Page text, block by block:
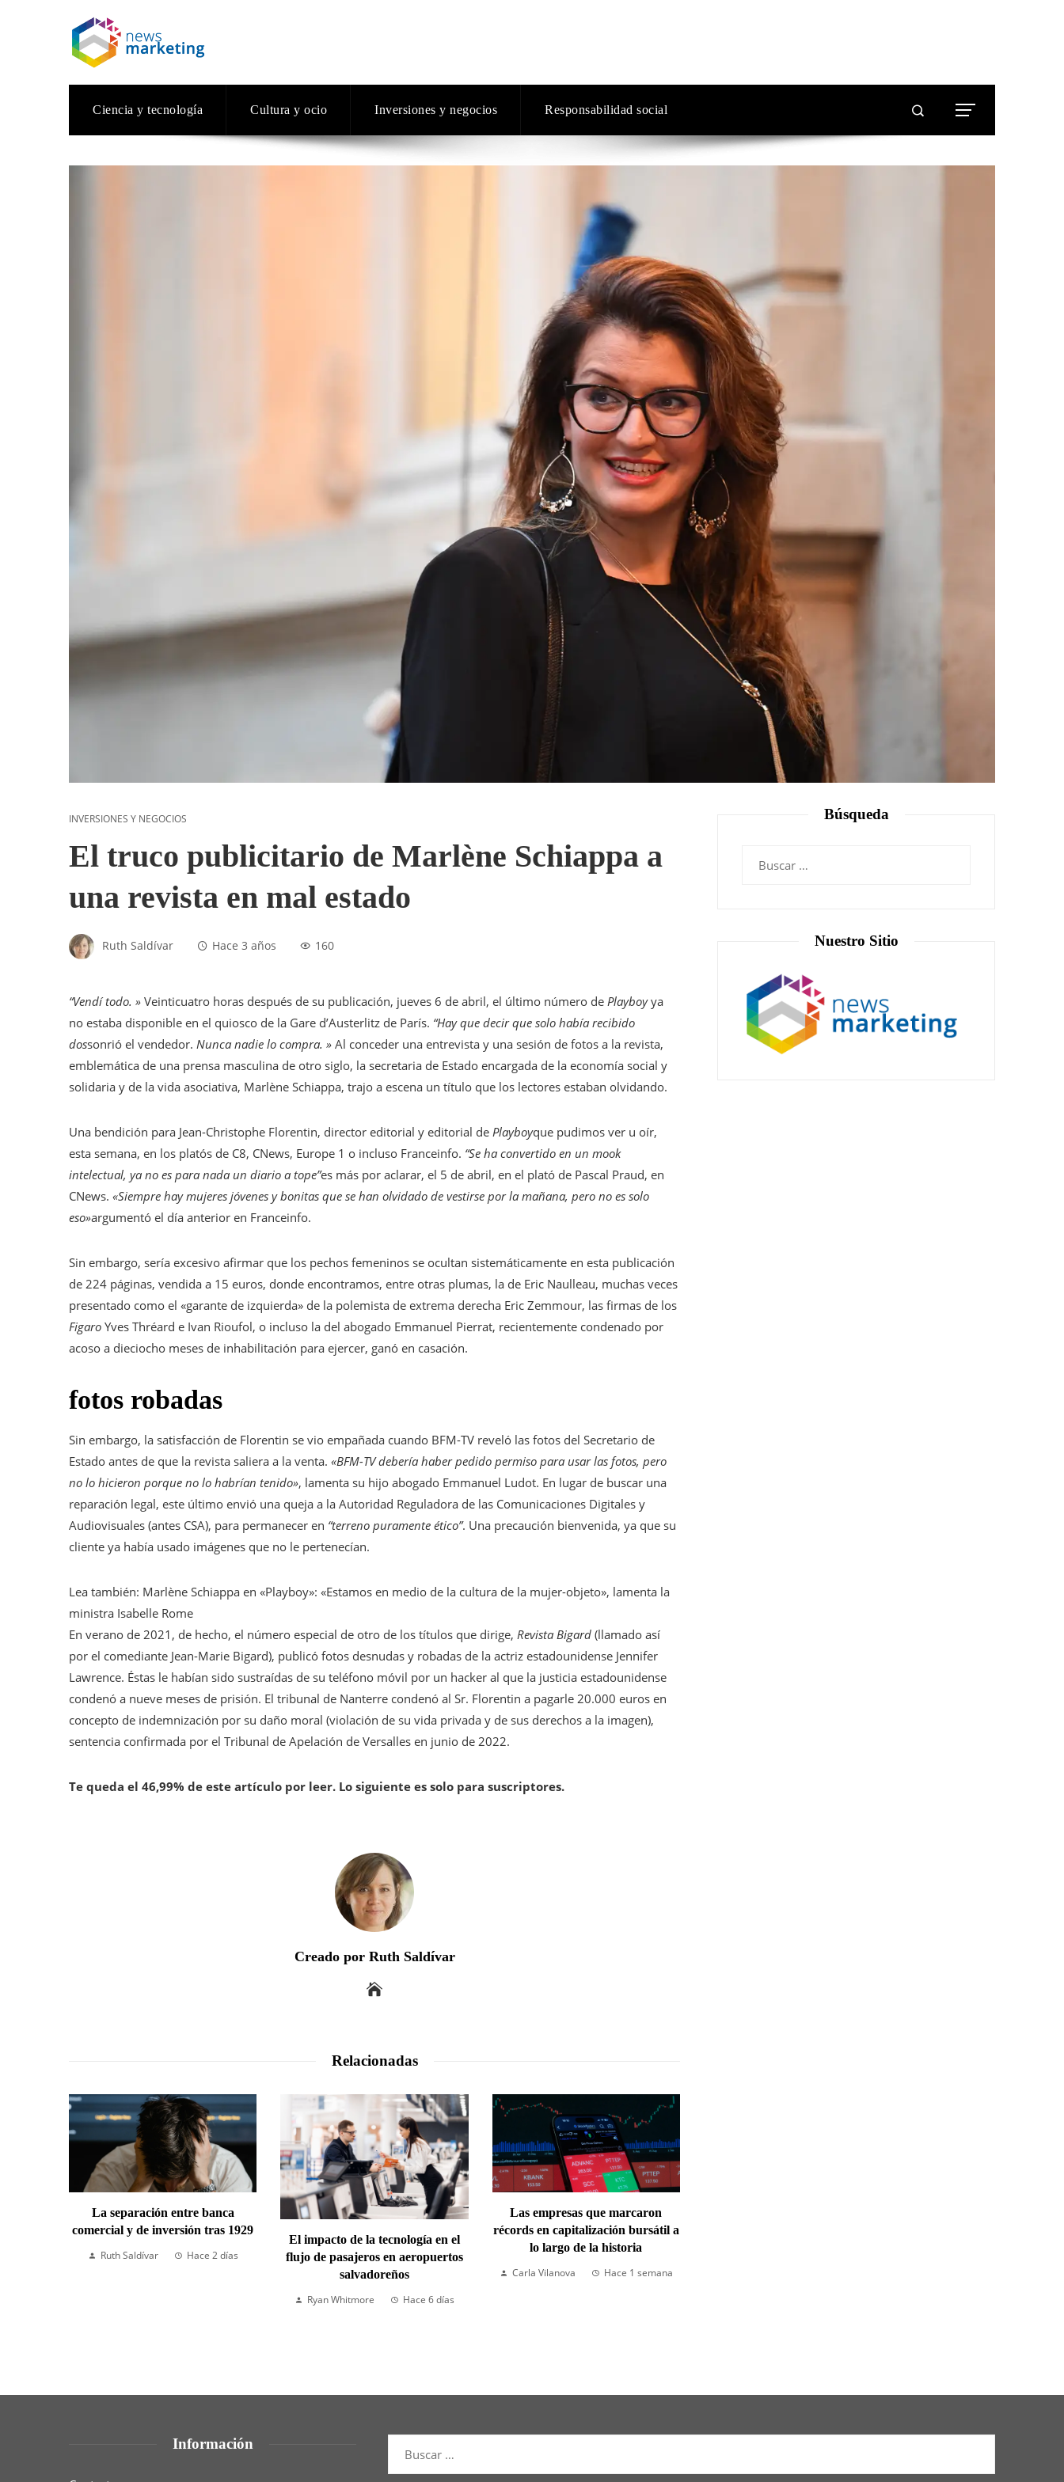
Ciencia y tecnología Cultura y ocio Inversiones y negocios Responsabilidad social
INVERSIONES Y NEGOCIOS
El truco publicitario de Marlène Schiappa a
una revista en mal estado
Ruth Saldívar Hace 3 años 160
“Vendí todo. » Veinticuatro horas después de su publicación, jueves 6 de abril, el último número de Playboyya
no estaba disponible en el quiosco de la Gare d’Austerlitz de París. “Hay que decir que solo había recibido
dossonrió el vendedor. Nunca nadie lo compra. » Al conceder una entrevista y una sesión de fotos a la revista,
emblemática de una prensa masculina de otro siglo, la secretaria de Estado encargada de la economía social y
solidaria y de la vida asociativa, Marlène Schiappa, trajo a escena un título que los lectores estaban olvidando.
Una bendición para Jean-Christophe Florentin, director editorial y editorial de Playboyque pudimos ver u oír,
esta semana, en los platós de C8, CNews, Europe 1 o incluso Franceinfo. “Se ha convertido en un mook
intelectual, ya no es para nada un diario a tope”es más por aclarar, el 5 de abril, en el plató de Pascal Praud, en
CNews. «Siempre hay mujeres jóvenes y bonitas que se han olvidado de vestirse por la mañana, pero no es solo
eso»argumentó el día anterior en Franceinfo.
Sin embargo, sería excesivo afirmar que los pechos femeninos se ocultan sistemáticamente en esta publicación
de 224 páginas, vendida a 15 euros, donde encontramos, entre otras plumas, la de Eric Naulleau, muchas veces
presentado como el «garante de izquierda» de la polemista de extrema derecha Eric Zemmour, las firmas de los
Figaro Yves Thréard e Ivan Rioufol, o incluso la del abogado Emmanuel Pierrat, recientemente condenado por
acoso a dieciocho meses de inhabilitación para ejercer, ganó en casación.
fotos robadas
Sin embargo, la satisfacción de Florentin se vio empañada cuando BFM-TV reveló las fotos del Secretario de
Estado antes de que la revista saliera a la venta. «BFM-TV debería haber pedido permiso para usar las fotos, pero
no lo hicieron porque no lo habrían tenido», lamenta su hijo abogado Emmanuel Ludot. En lugar de buscar una
reparación legal, este último envió una queja a la Autoridad Reguladora de las Comunicaciones Digitales y
Audiovisuales (antes CSA), para permanecer en “terreno puramente ético”. Una precaución bienvenida, ya que su
cliente ya había usado imágenes que no le pertenecían.
Lea también: Marlène Schiappa en «Playboy»: «Estamos en medio de la cultura de la mujer-objeto», lamenta la
ministra Isabelle Rome
En verano de 2021, de hecho, el número especial de otro de los títulos que dirige, Revista Bigard (llamado así
por el comediante Jean-Marie Bigard), publicó fotos desnudas y robadas de la actriz estadounidense Jennifer
Lawrence. Éstas le habían sido sustraídas de su teléfono móvil por un hacker al que la justicia estadounidense
condenó a nueve meses de prisión. El tribunal de Nanterre condenó al Sr. Florentin a pagarle 20.000 euros en
concepto de indemnización por su daño moral (violación de su vida privada y de sus derechos a la imagen),
sentencia confirmada por el Tribunal de Apelación de Versalles en junio de 2022.
Te queda el 46,99% de este artículo por leer. Lo siguiente es solo para suscriptores.
Creado por Ruth Saldívar
Relacionadas
La separación entre banca
comercial y de inversión tras 1929
Ruth Saldívar
Hace 2 días
El impacto de la tecnología en el
flujo de pasajeros en aeropuertos
salvadoreños
Ryan Whitmore
Hace 6 días
Las empresas que marcaron
récords en capitalización bursátil a
lo largo de la historia
Carla Vilanova
Hace 1 semana
Búsqueda
Nuestro Sitio
Información